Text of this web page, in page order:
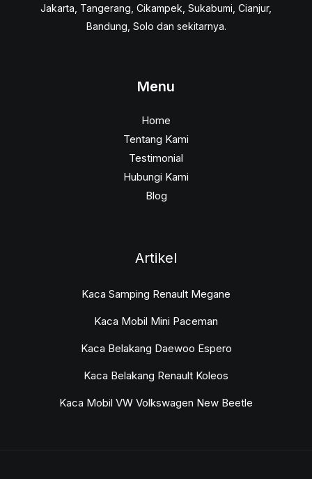
Jakarta, Tangerang, Cikampek, Sukabumi, Cianjur,
Bandung, Solo dan sekitarnya.
Menu
Home
Tentang Kami
Testimonial
Hubungi Kami
Blog
Artikel
Kaca Samping Renault Megane
Kaca Mobil Mini Paceman
Kaca Belakang Daewoo Espero
Kaca Belakang Renault Koleos
Kaca Mobil VW Volkswagen New Beetle